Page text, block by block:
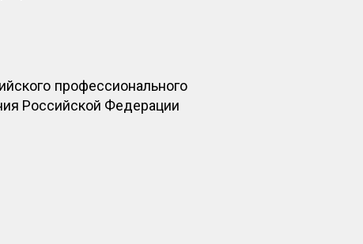
профессионального
Российской Федерации